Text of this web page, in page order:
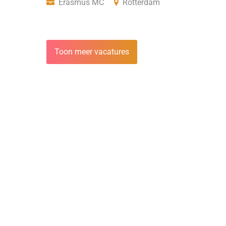
Erasmus MC
Rotterdam
Toon meer vacatures